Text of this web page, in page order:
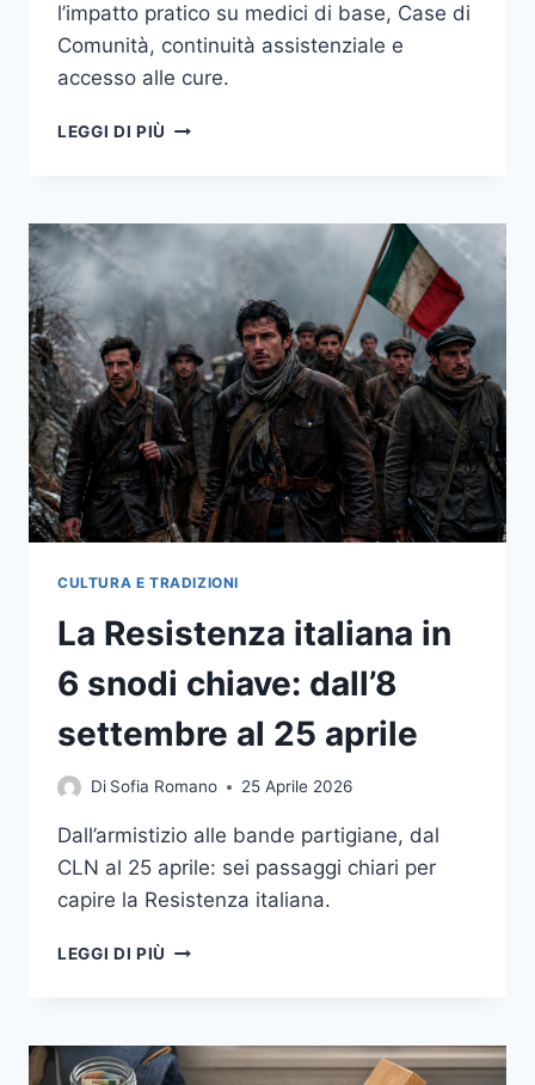
l’impatto pratico su medici di base, Case di
Comunità, continuità assistenziale e
accesso alle cure.
LEGGI DI PIÙ DAL
ALLA
COMUNITÀ:
CAMBIA
DAVVERO
CON
LA
RIFORMA
SCHILLACI
CULTURA E TRADIZIONI
La Resistenza italiana in
6 snodi chiave: dall’8
settembre al 25 aprile
Di Sofia Romano 25 Aprile 2026
Dall’armistizio alle bande partigiane, dal
CLN al 25 aprile: sei passaggi chiari per
capire la Resistenza italiana.
LEGGI DI PIÙ LA
6
SNODI